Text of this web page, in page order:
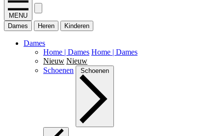
MENU
Dames
Heren Kinderen
Dames
Home | Dames Home | Dames
Nieuw Nieuw
Schoenen
Schoenen